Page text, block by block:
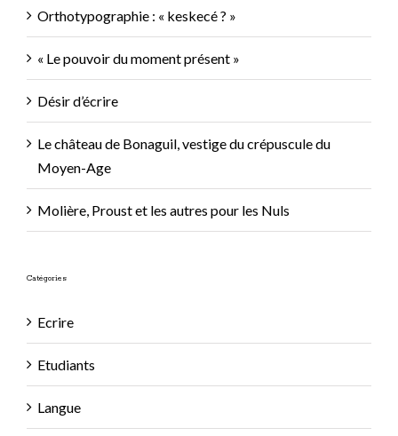
Orthotypographie : « keskecé ? »
« Le pouvoir du moment présent »
Désir d’écrire
Le château de Bonaguil, vestige du crépuscule du
Moyen-Age
Molière, Proust et les autres pour les Nuls
Catégories
Ecrire
Etudiants
Langue